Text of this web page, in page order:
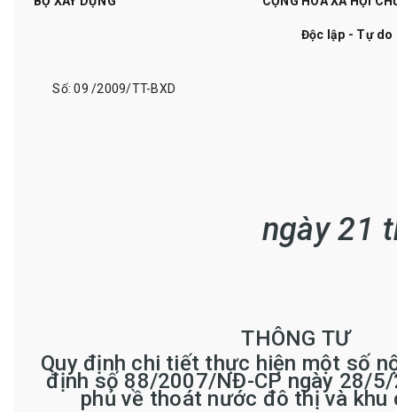
Số:09 /2009/TT-BXD
Độc lập - Tự do
ngày21
THÔNG TƯ
Quy định chi tiết thực hiện một số
định số 88/2007/NĐ-CP ngày 28/
phủ về thoát nước đô thị và khu